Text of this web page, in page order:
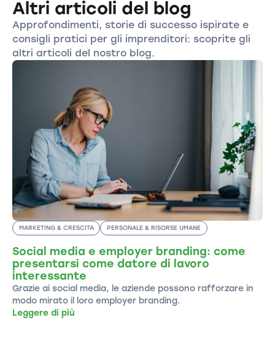
Altri articoli del blog
Approfondimenti, storie di successo ispirate e
consigli pratici per gli imprenditori: scoprite gli
altri articoli del nostro blog.
MARKETING & CRESCITA PERSONALE & RISORSE UMANE
Social media e employer branding: come
presentarsi come datore di lavoro
interessante
Grazie ai social media, le aziende possono rafforzare in
modo mirato il loro employer branding.
Leggere di più